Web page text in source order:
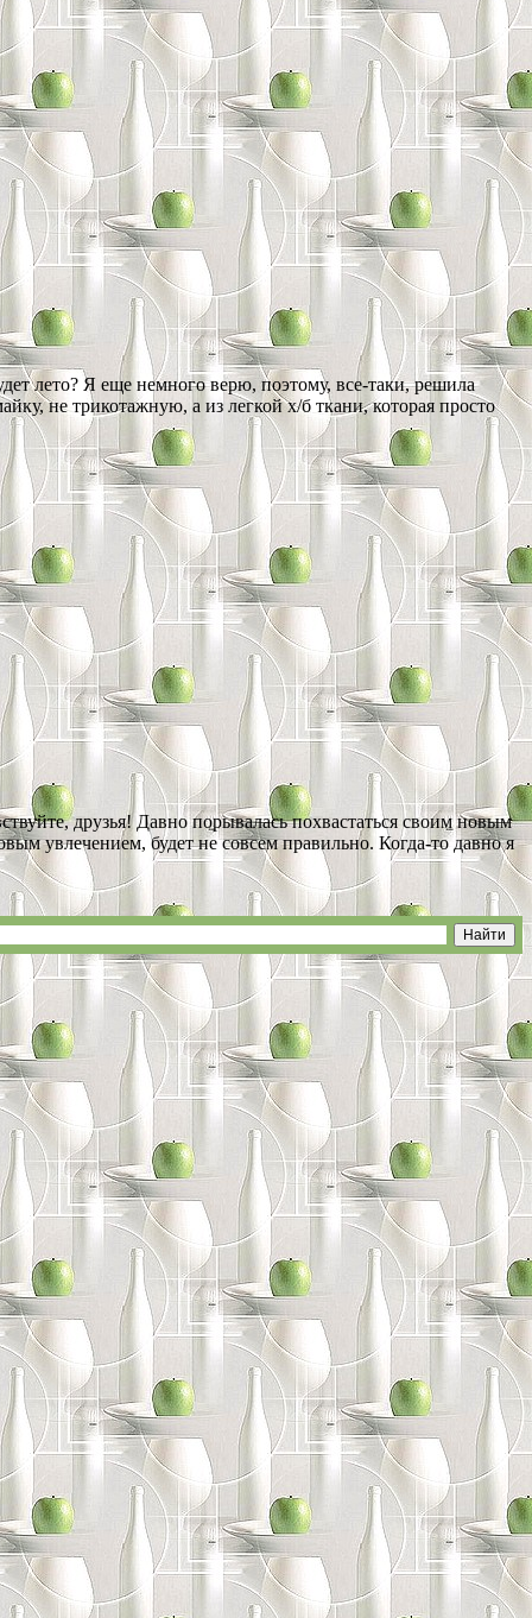
лето? Я еще немного верю, поэтому, все-таки, решила
не трикотажную, а из легкой х/б ткани, которая просто
друзья! Давно порывалась похвастаться своим новым
увлечением, будет не совсем правильно. Когда-то давно я